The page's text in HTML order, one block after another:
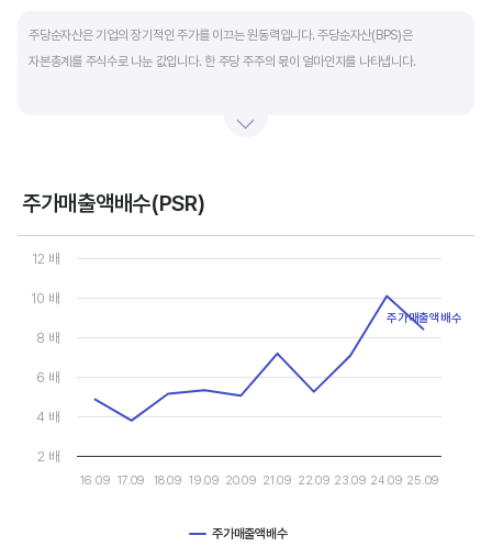
주당순자산은 기업의 장기적인 주가를 이끄는 원동력입니다. 주당순자산(BPS)은
자본총계를 주식수로 나눈 값입니다. 한 주당 주주의 몫이 얼마인지를 나타냅니다.
자본총계가 빠른 속도로 증가합니다. 이에따라 주가도 오르게 됩니다.
자기자본이익률(순이익/자본총계*100%)처럼 분모에 자본총계를 넣어 계산하는
투자지표는 한국 기업에 비해 상대적으로 높게 나옵니다. 이런 부분을 감안해 미국 기업의
부채비율, 차입금 비중, 주가순자산배수 등을 판단하는 것이 좋습니다.
주가매출액배수(PSR)
Chart
Line chart with 10 data points.
The chart has 1 X axis displaying categories.
The chart has 1 Y axis displaying values. Data ranges from
주가매출액배수
16.09 17.09 18.09 19.09 20.09 21.09 22.09 23.09 24.09 25.09
2 배
4 배
6 배
8 배
10 배
12 배
주가매출액배수